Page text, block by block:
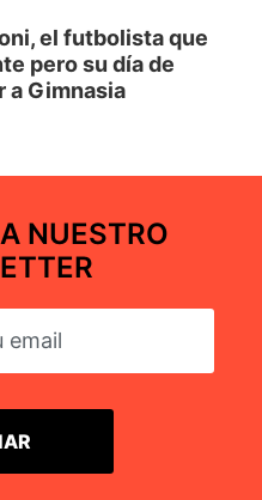
el futbolista que
pero su día de
a Gimnasia
NUESTRO